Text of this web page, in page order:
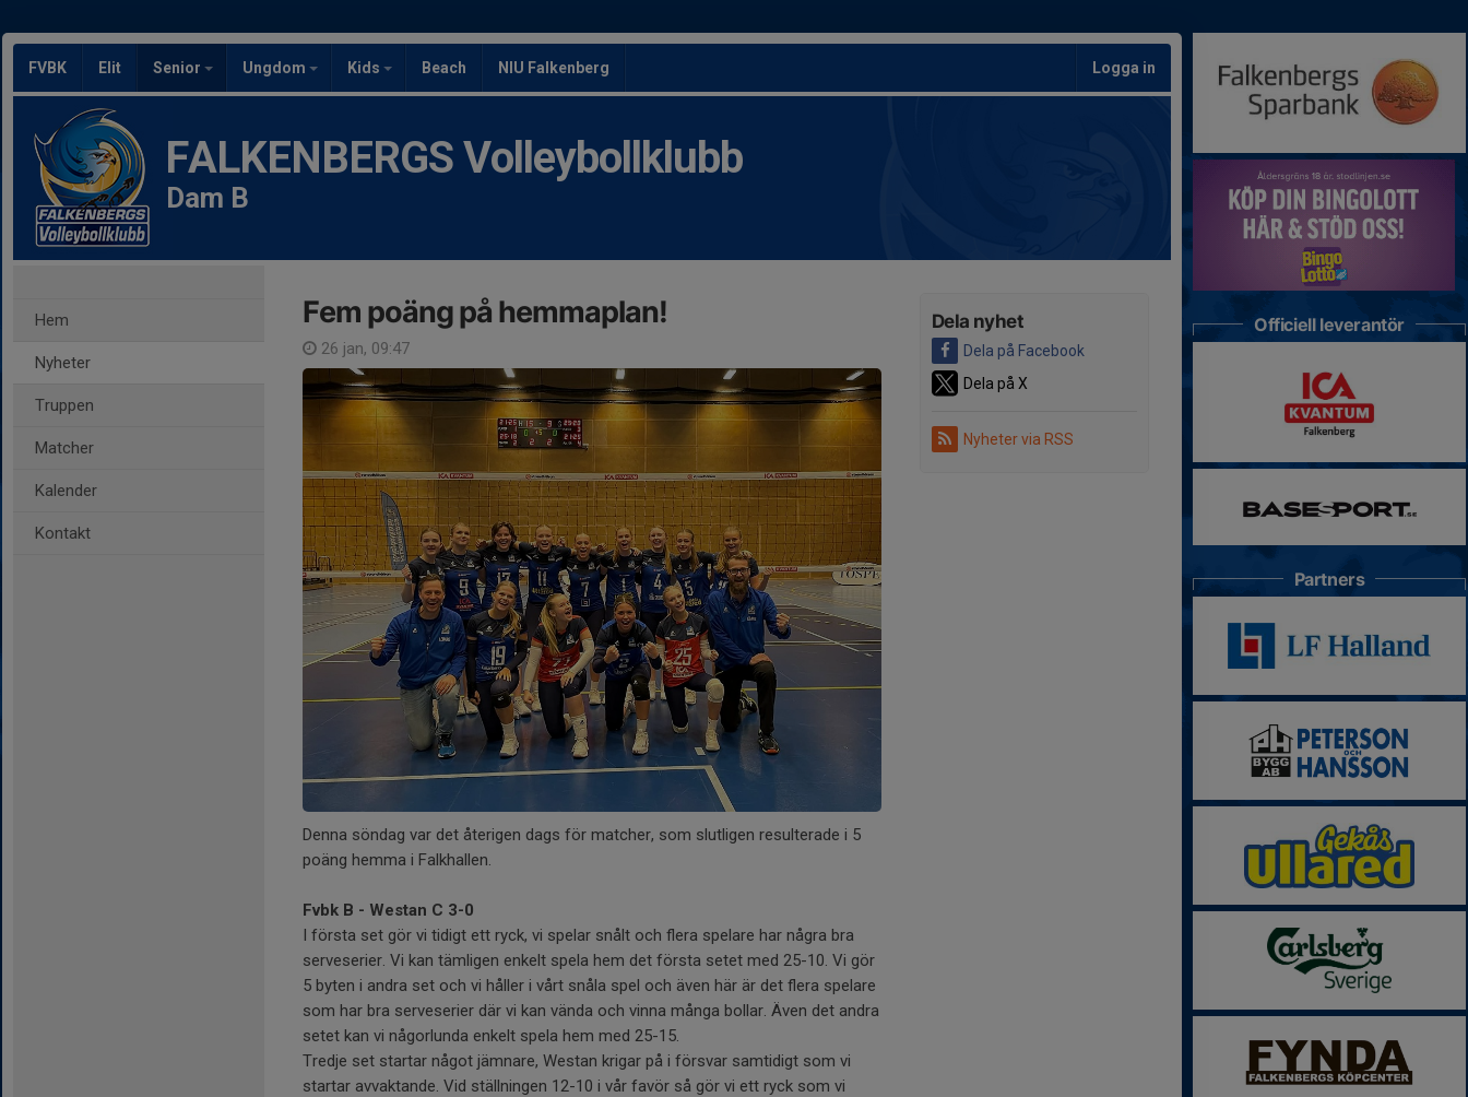
FVBK Elit Senior Ungdom Kids Beach NIU Falkenberg Logga in
FALKENBERGS Volleybollklubb
Dam B
Hem
Nyheter
Truppen
Matcher
Kalender
Kontakt
Dela nyhet
Dela på Facebook
Dela på X
Nyheter via RSS
Fem poäng på hemmaplan!
26 jan, 09:47
Denna söndag var det återigen dags för matcher, som slutligen resulterade i 5
poäng hemma i Falkhallen.
Fvbk B - Westan C 3-0
I första set gör vi tidigt ett ryck, vi spelar snålt och flera spelare har några bra
serveserier. Vi kan tämligen enkelt spela hem det första setet med 25-10. Vi gör
5 byten i andra set och vi håller i vårt snåla spel och även här är det flera spelare
som har bra serveserier där vi kan vända och vinna många bollar. Även det andra
setet kan vi någorlunda enkelt spela hem med 25-15.
Tredje set startar något jämnare, Westan krigar på i försvar samtidigt som vi
startar avvaktande. Vid ställningen 12-10 i vår favör så gör vi ett ryck som vi
Officiell leverantör
Partners